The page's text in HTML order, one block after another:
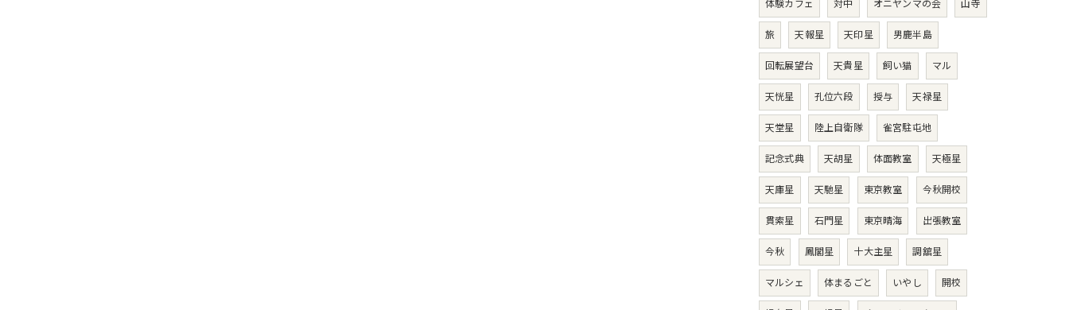
体験カフェ 対中 オニヤンマの会 山寺
旅 天報星 天印星 男鹿半島
回転展望台 天貴星 飼い猫 マル
天恍星 孔位六段 授与 天禄星
天堂星 陸上自衛隊 雀宮駐屯地
記念式典 天胡星 体面教室 天極星
天庫星 天馳星 東京教室 今秋開校
貫索星 石門星 東京晴海 出張教室
今秋 鳳閣星 十大主星 調舘星
マルシェ 体まるごと いやし 開校